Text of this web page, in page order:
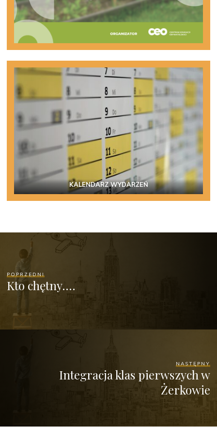
KALENDARZ WYDARZEŃ
POPRZEDNI
Kto chętny….
NASTĘPNY
Integracja klas pierwszych w
Żerkowie